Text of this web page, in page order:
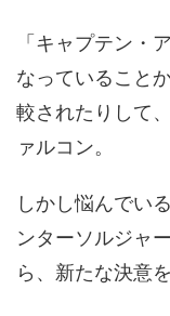
「キャプテン・
なっていること
較されたりして
ァルコン。
しかし悩んでい
ンターソルジャ
ら、新たな決意